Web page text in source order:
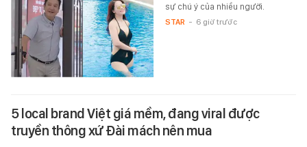
sự chú ý của nhiều người.
STAR - 6 giờ trước
5 local brand Việt giá mềm, đang viral được
truyền thông xứ Đài mách nên mua